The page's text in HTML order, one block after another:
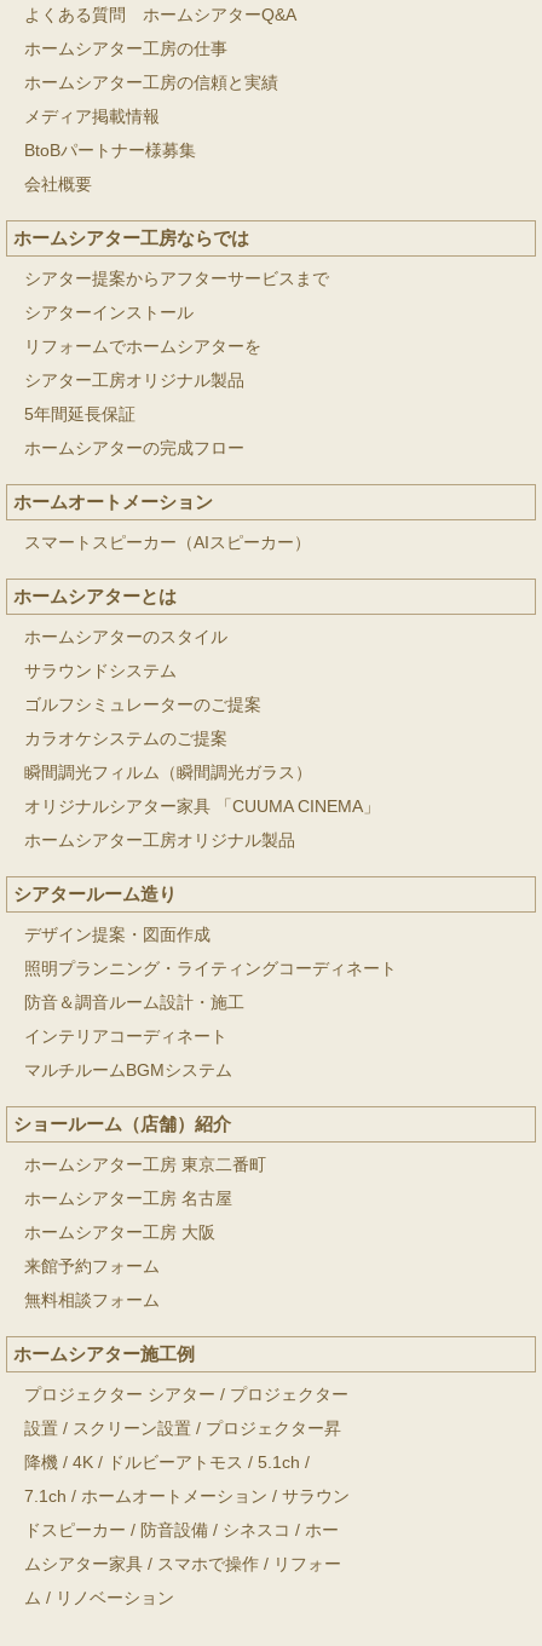
よくある質問 ホームシアターQ&A
ホームシアター工房の仕事
ホームシアター工房の信頼と実績
メディア掲載情報
BtoBパートナー様募集
会社概要
ホームシアター工房ならでは
シアター提案からアフターサービスまで
シアターインストール
リフォームでホームシアターを
シアター工房オリジナル製品
5年間延長保証
ホームシアターの完成フロー
ホームオートメーション
スマートスピーカー（AIスピーカー）
ホームシアターとは
ホームシアターのスタイル
サラウンドシステム
ゴルフシミュレーターのご提案
カラオケシステムのご提案
瞬間調光フィルム（瞬間調光ガラス）
オリジナルシアター家具 「CUUMA CINEMA」
ホームシアター工房オリジナル製品
シアタールーム造り
デザイン提案・図面作成
照明プランニング・ライティングコーディネート
防音＆調音ルーム設計・施工
インテリアコーディネート
マルチルームBGMシステム
ショールーム（店舗）紹介
ホームシアター工房 東京二番町
ホームシアター工房 名古屋
ホームシアター工房 大阪
来館予約フォーム
無料相談フォーム
ホームシアター施工例
プロジェクター シアター / プロジェクター
設置 / スクリーン設置 / プロジェクター昇
降機 / 4K / ドルビーアトモス / 5.1ch /
7.1ch / ホームオートメーション / サラウン
ドスピーカー / 防音設備 / シネスコ / ホー
ムシアター家具 / スマホで操作 / リフォー
ム / リノベーション